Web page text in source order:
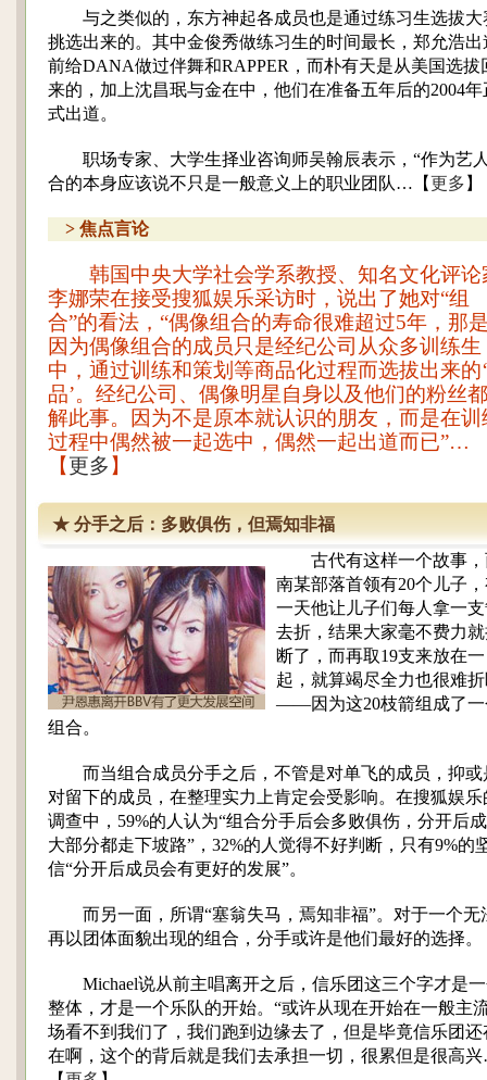
与之类似的，东方神起各成员也是通过练习生选拔大
挑选出来的。其中金俊秀做练习生的时间最长，郑允浩出
前给DANA做过伴舞和RAPPER，而朴有天是从美国选拔
来的，加上沈昌珉与金在中，他们在准备五年后的2004年
式出道。
职场专家、大学生择业咨询师吴翰辰表示，“作为艺
合的本身应该说不只是一般意义上的职业团队…【更多 】
> 焦点言论
韩国中央大学社会学系教授、知名文化评论
李娜荣在接受搜狐娱乐采访时，说出了她对“组
合”的看法，“偶像组合的寿命很难超过5年，那
因为偶像组合的成员只是经纪公司从众多训练生
中，通过训练和策划等商品化过程而选拔出来的
品’。经纪公司、偶像明星自身以及他们的粉丝
解此事。因为不是原本就认识的朋友，而是在训
过程中偶然被一起选中，偶然一起出道而已”…
【 更多 】
★ 分手之后：多败俱伤，但焉知非福
古代有这样一个故事，
南某部落首领有20个儿子
一天他让儿子们每人拿一
去折，结果大家毫不费力
断了，而再取19支来放在一
起，就算竭尽全力也很难
——因为这20枝箭组成了
组合。
而当组合成员分手之后，不管是对单飞的成员，抑或
对留下的成员，在整理实力上肯定会受影响。在搜狐娱乐
调查中，59%的人认为“组合分手后会多败俱伤，分开后
大部分都走下坡路”，32%的人觉得不好判断，只有9%的
信“分开后成员会有更好的发展”。
而另一面，所谓“塞翁失马，焉知非福”。对于一个无
再以团体面貌出现的组合，分手或许是他们最好的选择。
Michael说从前主唱离开之后，信乐团这三个字才是
整体，才是一个乐队的开始。“或许从现在开始在一般主
场看不到我们了，我们跑到边缘去了，但是毕竟信乐团还
在啊，这个的背后就是我们去承担一切，很累但是很高